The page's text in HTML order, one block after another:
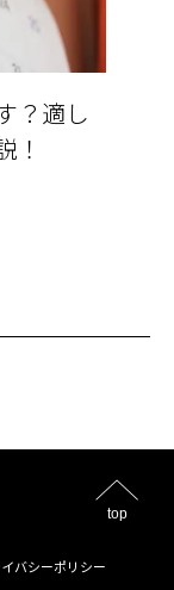
？適し
！
top
バシーポリシー